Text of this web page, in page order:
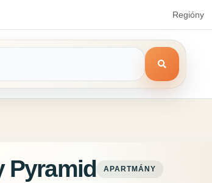
Regióny
Pyramid APARTMÁNY